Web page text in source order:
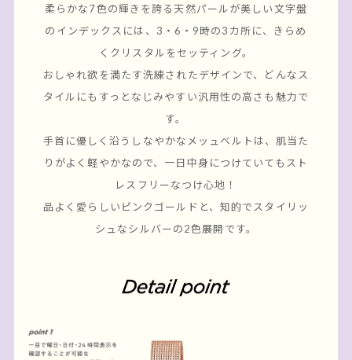
柔らかな7色の輝きを誇る天然パールが美しい文字盤
のインデックスには、 3・6・9時の3カ所に、きらめ
くクリスタルをセッティング。
おしゃれ欲を満たす洗練されたデザインで、 どんなス
タイルにもすっとなじみやすい汎用性の高さも魅力で
す。
手首に優しく沿うしなやかなメッュベルトは、肌当た
りがよく軽やかなので、 一日中身につけていてもスト
レスフリーなつけ心地！
品よく愛らしいピンクゴールドと、知的でスタイリッ
シュなシルバーの2色展開です。